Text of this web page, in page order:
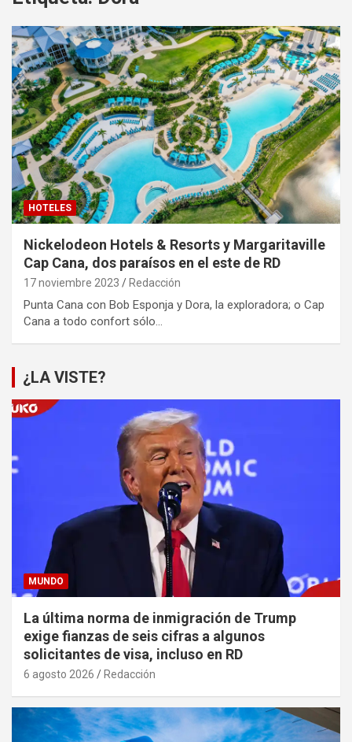
HOTELES
Nickelodeon Hotels & Resorts y Margaritaville
Cap Cana, dos paraísos en el este de RD
17 noviembre 2023 Redacción
Punta Cana con Bob Esponja y Dora, la exploradora; o Cap
Cana a todo confort sólo…
¿LA VISTE?
MUNDO
La última norma de inmigración de Trump
exige fianzas de seis cifras a algunos
solicitantes de visa, incluso en RD
6 agosto 2026 Redacción